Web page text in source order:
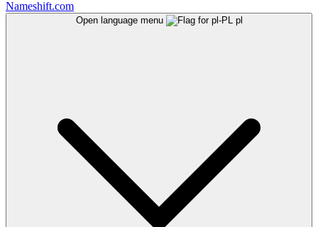
Nameshift.com
Open language menu pl